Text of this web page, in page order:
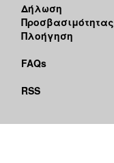
Δήλωση
Προσβασιμότητας
Πλοήγηση
FAQs
RSS